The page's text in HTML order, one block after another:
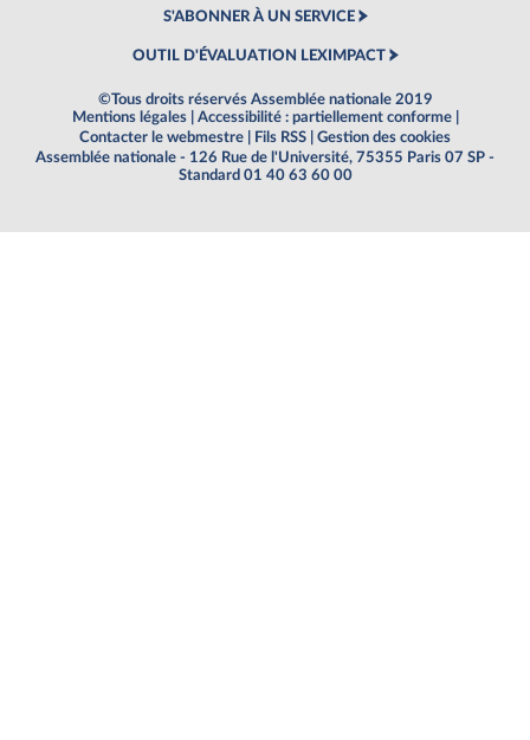
S'ABONNER À UN SERVICE
OUTIL D'ÉVALUATION LEXIMPACT
©Tous droits réservés Assemblée nationale 2019
Mentions légales
Accessibilité : partiellement conforme
Contacter le webmestre
Fils RSS
Gestion des cookies
Assemblée nationale - 126 Rue de l'Université, 75355 Paris 07 SP -
Standard 01 40 63 60 00